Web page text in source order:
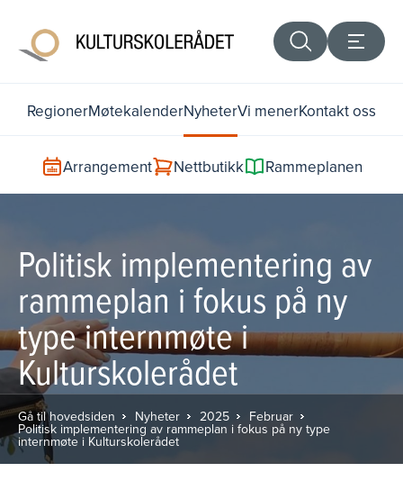
RegionerMøtekalenderNyheterVi menerKontakt oss
Arrangement Nettbutikk Rammeplanen
Politisk implementering av
rammeplan i fokus på ny
type internmøte i
Kulturskolerådet
Gå til hovedsiden Nyheter 2025 Februar
Politisk implementering av rammeplan i fokus på ny type
internmøte i Kulturskolerådet